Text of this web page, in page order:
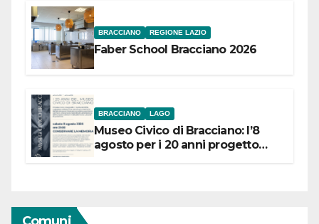
BRACCIANO REGIONE LAZIO
Faber School Bracciano 2026
BRACCIANO LAGO
Museo Civico di Bracciano: l’8
agosto per i 20 anni progetto